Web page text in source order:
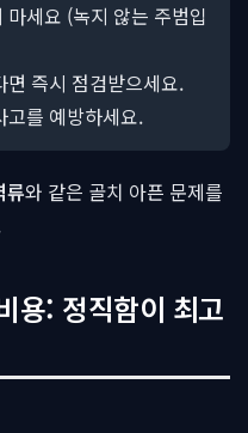
세요 (녹지 않는 주범입
즉시 점검받으세요.
고를 예방하세요.
류와 같은 골치 아픈 문제를
용: 정직함이 최고